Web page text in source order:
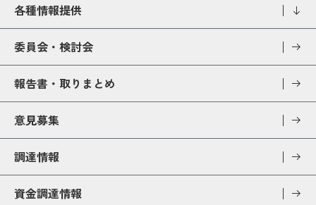
各種情報提供
委員会・検討会
報告書・取りまとめ
意見募集
調達情報
資金調達情報